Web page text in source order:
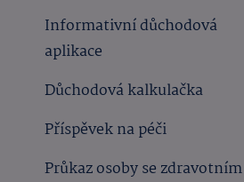
Informativní důchodová
aplikace
Důchodová kalkulačka
Příspěvek na péči
Průkaz osoby se zdravotním